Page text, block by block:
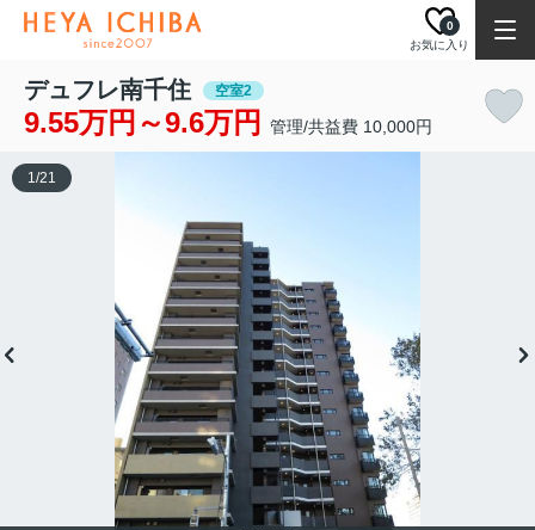
お気に入り
0
デュフレ南千住 空室2
9.55万円～9.6万円 管理/共益費 10,000円
1/21